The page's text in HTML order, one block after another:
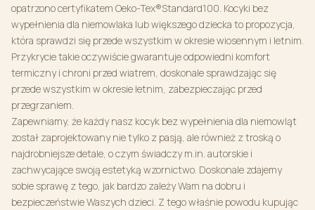
opatrzono certyfikatem Oeko-Tex®Standard100. Kocyki bez
wypełnienia dla niemowlaka lub większego dziecka to propozycja,
która sprawdzi się przede wszystkim w okresie wiosennym i letnim.
Przykrycie takie oczywiście gwarantuje odpowiedni komfort
termiczny i chroni przed wiatrem, doskonale sprawdzając się
przede wszystkim w okresie letnim, zabezpieczając przed
przegrzaniem.
Zapewniamy, że każdy nasz kocyk bez wypełnienia dla niemowląt
został zaprojektowany nie tylko z pasją, ale również z troską o
najdrobniejsze detale, o czym świadczy m.in. autorskie i
zachwycające swoją estetyką wzornictwo. Doskonale zdajemy
sobie sprawę z tego, jak bardzo zależy Wam na dobru i
bezpieczeństwie Waszych dzieci. Z tego właśnie powodu kupując